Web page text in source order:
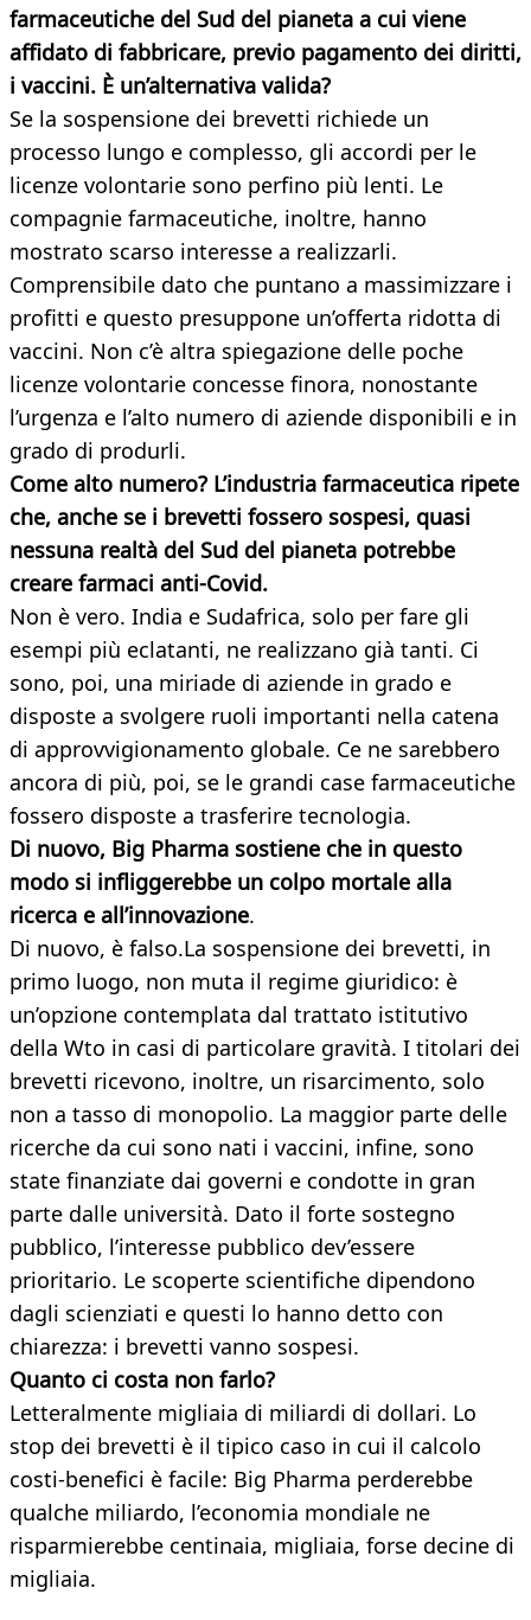
farmaceutiche del Sud del pianeta a cui viene
affidato di fabbricare, previo pagamento dei diritti,
i vaccini. È un’alternativa valida?
Se la sospensione dei brevetti richiede un
processo lungo e complesso, gli accordi per le
licenze volontarie sono perfino più lenti. Le
compagnie farmaceutiche, inoltre, hanno
mostrato scarso interesse a realizzarli.
Comprensibile dato che puntano a massimizzare i
profitti e questo presuppone un’offerta ridotta di
vaccini. Non c’è altra spiegazione delle poche
licenze volontarie concesse finora, nonostante
l’urgenza e l’alto numero di aziende disponibili e in
grado di produrli.
Come alto numero? L’industria farmaceutica ripete
che, anche se i brevetti fossero sospesi, quasi
nessuna realtà del Sud del pianeta potrebbe
creare farmaci anti-Covid.
Non è vero. India e Sudafrica, solo per fare gli
esempi più eclatanti, ne realizzano già tanti. Ci
sono, poi, una miriade di aziende in grado e
disposte a svolgere ruoli importanti nella catena
di approvvigionamento globale. Ce ne sarebbero
ancora di più, poi, se le grandi case farmaceutiche
fossero disposte a trasferire tecnologia.
Di nuovo, Big Pharma sostiene che in questo
modo si infliggerebbe un colpo mortale alla
ricerca e all’innovazione.
Di nuovo, è falso.La sospensione dei brevetti, in
primo luogo, non muta il regime giuridico: è
un’opzione contemplata dal trattato istitutivo
della Wto in casi di particolare gravità. I titolari dei
brevetti ricevono, inoltre, un risarcimento, solo
non a tasso di monopolio. La maggior parte delle
ricerche da cui sono nati i vaccini, infine, sono
state finanziate dai governi e condotte in gran
parte dalle università. Dato il forte sostegno
pubblico, l’interesse pubblico dev’essere
prioritario. Le scoperte scientifiche dipendono
dagli scienziati e questi lo hanno detto con
chiarezza: i brevetti vanno sospesi.
Quanto ci costa non farlo?
Letteralmente migliaia di miliardi di dollari. Lo
stop dei brevetti è il tipico caso in cui il calcolo
costi-benefici è facile: Big Pharma perderebbe
qualche miliardo, l’economia mondiale ne
risparmierebbe centinaia, migliaia, forse decine di
migliaia.